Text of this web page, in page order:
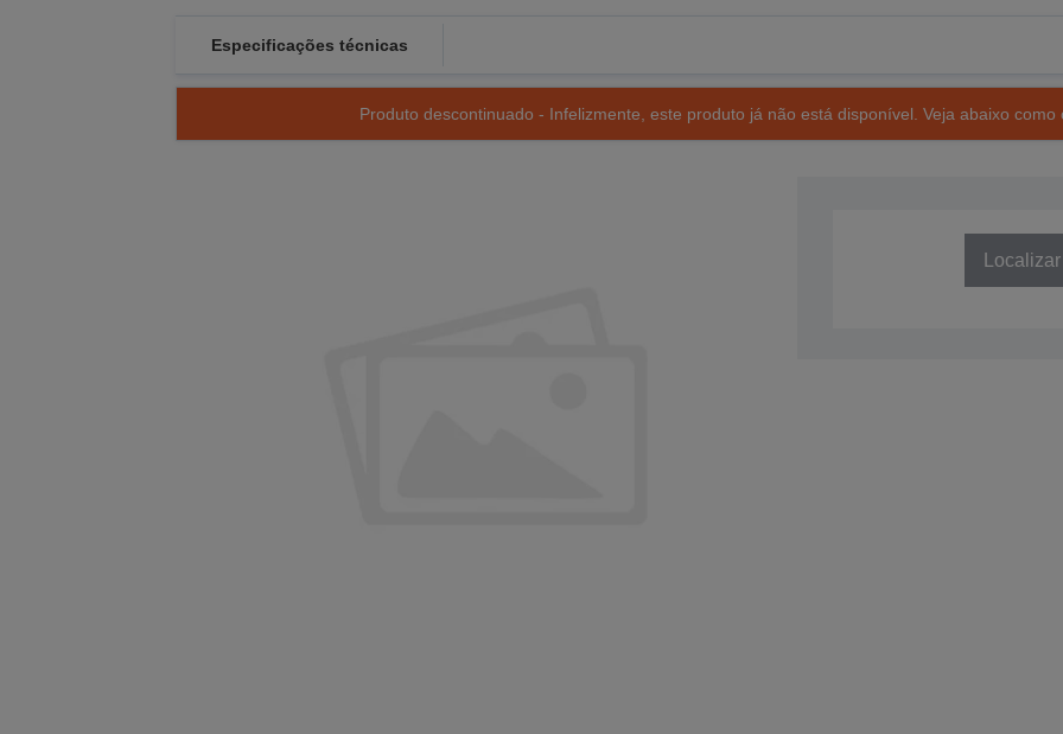
Especificações técnicas
Produto descontinuado - Infelizmente, este produto já não está disponível. Veja abaixo